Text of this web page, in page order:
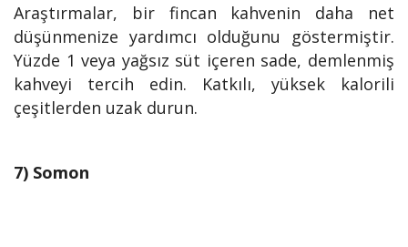
Araştırmalar, bir fincan kahvenin daha net
düşünmenize yardımcı olduğunu göstermiştir.
Yüzde 1 veya yağsız süt içeren sade, demlenmiş
kahveyi tercih edin. Katkılı, yüksek kalorili
çeşitlerden uzak durun.
7) Somon